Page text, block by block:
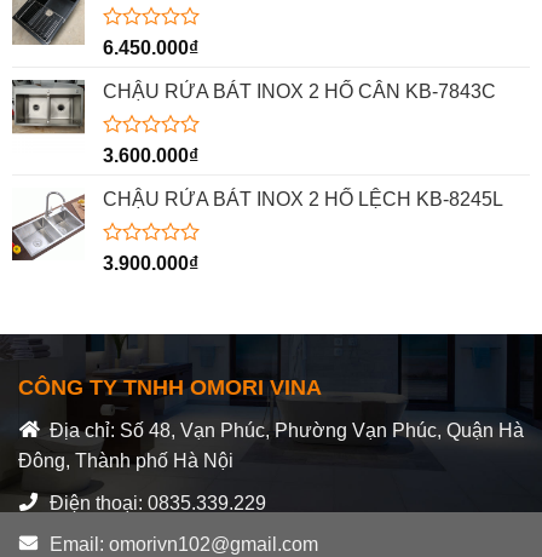
Được
hạng
0
5
6.450.000₫
CHẬU RỬA BÁT INOX 2 HỐ CÂN KB-7843C
Được
hạng
0
5
3.600.000₫
CHẬU RỬA BÁT INOX 2 HỐ LỆCH KB-8245L
Được
5
sao
3.900.000₫
CÔNG TY TNHH OMORI VINA
Địa chỉ: Số 48, Vạn Phúc, Phường Vạn Phúc, Quận Hà
Đông, Thành phố Hà Nội
Điện thoại: 0835.339.229
Email: omorivn102@gmail.com